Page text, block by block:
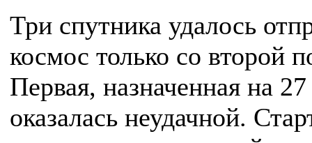
Три спутника удалось
космос только со второй
Первая, назначенная на
оказалась неудачной.